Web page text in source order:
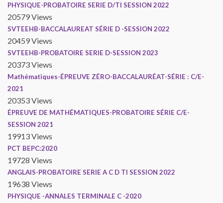
PHYSIQUE-PROBATOIRE SERIE D/TI SESSION 2022
20579 Views
SVTEEHB-BACCALAUREAT SÉRIE D -SESSION 2022
20459 Views
SVTEEHB-PROBATOIRE SERIE D-SESSION 2023
20373 Views
Mathématiques-ÉPREUVE ZÉRO-BACCALAURÉAT-SÉRIE : C/E-
2021
20353 Views
ÉPREUVE DE MATHÉMATIQUES-PROBATOIRE SÉRIE C/E-
SESSION 2021
19913 Views
PCT BEPC:2020
19728 Views
ANGLAIS-PROBATOIRE SERIE A C D TI SESSION 2022
19638 Views
PHYSIQUE -ANNALES TERMINALE C -2020